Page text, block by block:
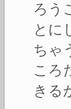
ろう
とに
ちゃ
ころ
きる